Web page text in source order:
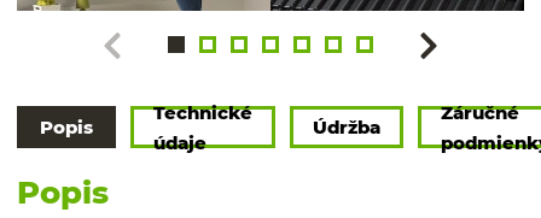
Popis
Technické
údaje
Údržba
Záručné
Popis